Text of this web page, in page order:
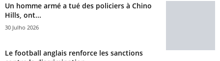
Un homme armé a tué des policiers à Chino
Hills, ont...
30 Julho 2026
Le football anglais renforce les sanctions